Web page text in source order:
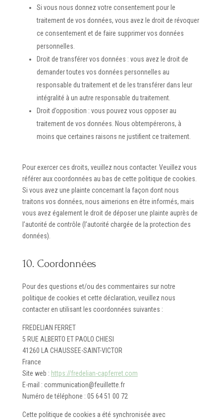
Si vous nous donnez votre consentement pour le
traitement de vos données, vous avez le droit de révoquer
ce consentement et de faire supprimer vos données
personnelles.
Droit de transférer vos données : vous avez le droit de
demander toutes vos données personnelles au
responsable du traitement et de les transférer dans leur
intégralité à un autre responsable du traitement.
Droit d’opposition : vous pouvez vous opposer au
traitement de vos données. Nous obtempérerons, à
moins que certaines raisons ne justifient ce traitement.
Pour exercer ces droits, veuillez nous contacter. Veuillez vous
référer aux coordonnées au bas de cette politique de cookies.
Si vous avez une plainte concernant la façon dont nous
traitons vos données, nous aimerions en être informés, mais
vous avez également le droit de déposer une plainte auprès de
l’autorité de contrôle (l’autorité chargée de la protection des
données).
10. Coordonnées
Pour des questions et/ou des commentaires sur notre
politique de cookies et cette déclaration, veuillez nous
contacter en utilisant les coordonnées suivantes :
FREDELIAN FERRET
5 RUE ALBERTO ET PAOLO CHIESI
41260 LA CHAUSSEE-SAINT-VICTOR
France
Site web : https://fredelian-capferret.com
E-mail : communication@feuillette.fr
Numéro de téléphone : 05 64 51 00 72
Cette politique de cookies a été synchronisée avec